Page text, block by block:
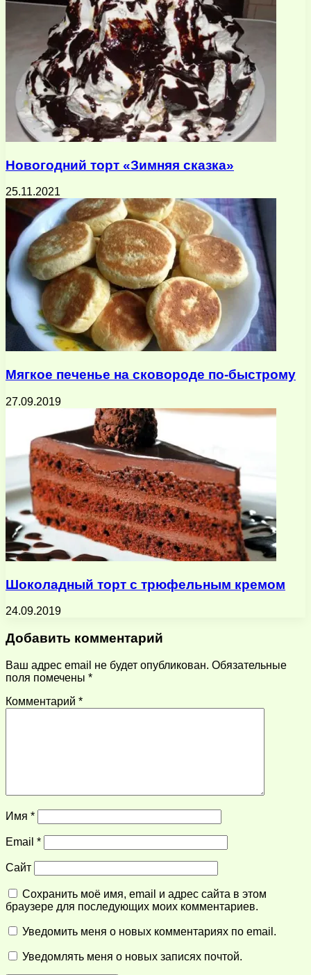
Новогодний торт «Зимняя сказка»
25.11.2021
Мягкое печенье на сковороде по-быстрому
27.09.2019
Шоколадный торт с трюфельным кремом
24.09.2019
Добавить комментарий
Ваш адрес email не будет опубликован. Обязательные
поля помечены *
Комментарий *
Имя *
Email *
Сайт
Сохранить моё имя, email и адрес сайта в этом
браузере для последующих моих комментариев.
Уведомить меня о новых комментариях по email.
Уведомлять меня о новых записях почтой.